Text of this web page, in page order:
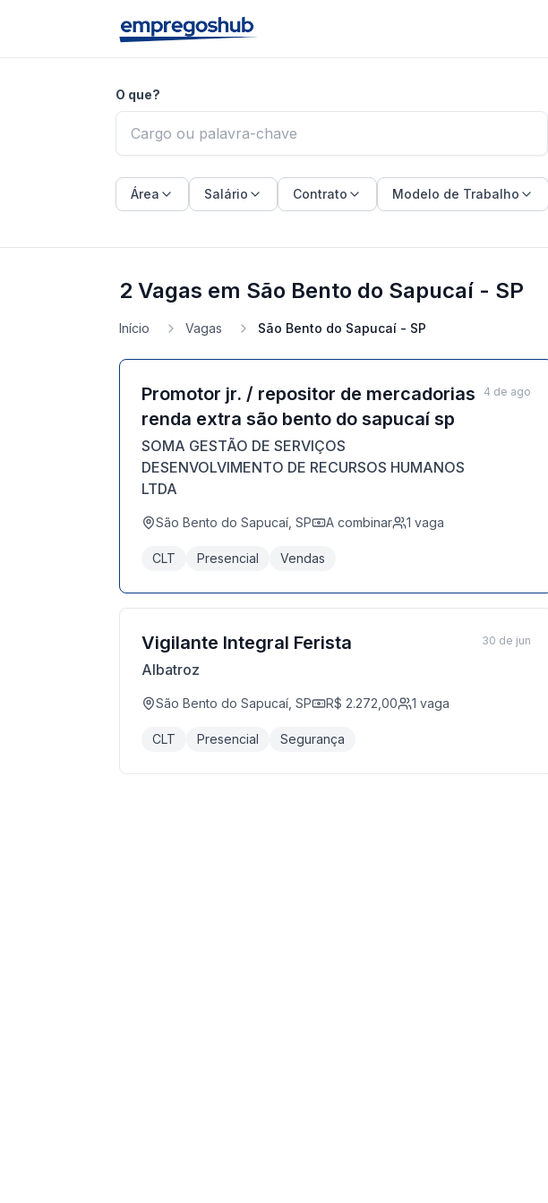
O que?
Área Salário Contrato Modelo de Trabalho
2 Vagas em São Bento do Sapucaí - SP
Início Vagas São Bento do Sapucaí - SP
Promotor jr. / repositor de mercadorias
renda extra são bento do sapucaí sp
SOMA GESTÃO DE SERVIÇOS
DESENVOLVIMENTO DE RECURSOS HUMANOS
LTDA
São Bento do Sapucaí, SP A combinar 1 vaga
CLT Presencial Vendas
4 de ago
Vigilante Integral Ferista
Albatroz
São Bento do Sapucaí, SP R$ 2.272,00 1 vaga
CLT Presencial Segurança
30 de jun